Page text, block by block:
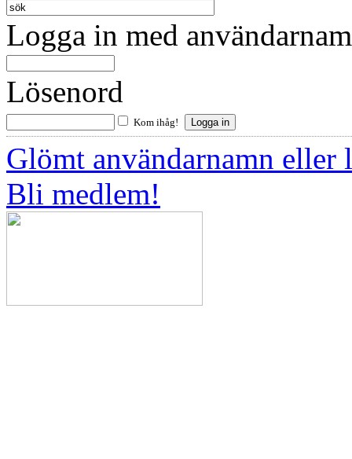
Logga in med
Lösenord
Kom ihåg!
Glömt användarnamn eller
Bli medlem!